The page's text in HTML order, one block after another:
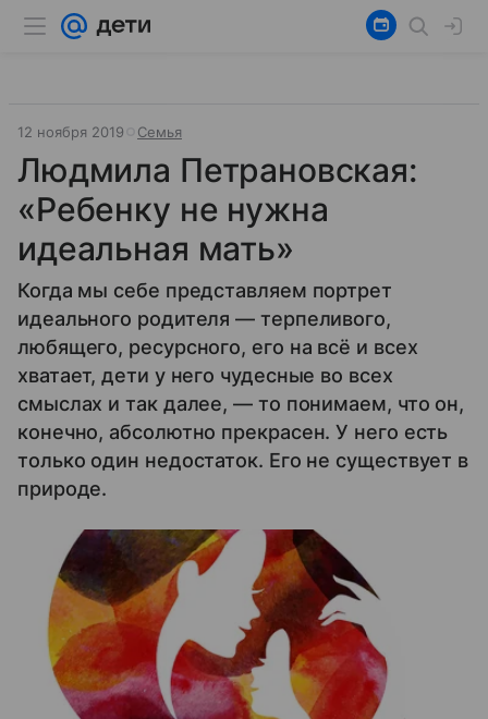
12 ноября 2019 Семья
Людмила Петрановская:
«Ребенку не нужна
идеальная мать»
Когда мы себе представляем портрет
идеального родителя — терпеливого,
любящего, ресурсного, его на всё и всех
хватает, дети у него чудесные во всех
смыслах и так далее, — то понимаем, что он,
конечно, абсолютно прекрасен. У него есть
только один недостаток. Его не существует в
природе.